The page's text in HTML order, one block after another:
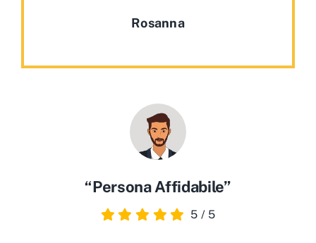
Rosanna
“Persona Affidabile”
5 / 5